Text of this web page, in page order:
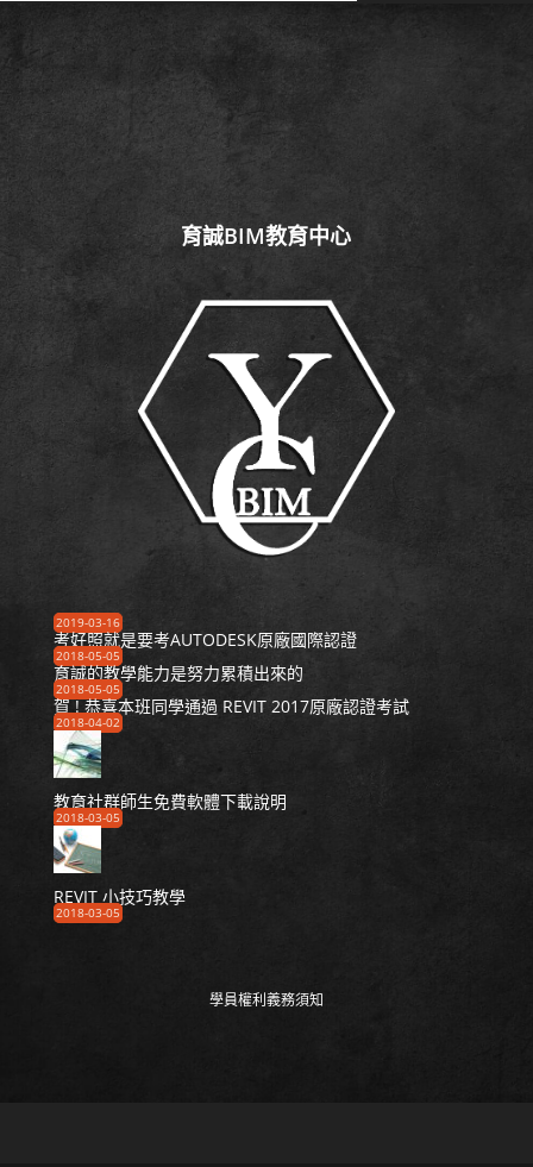
育誠BIM教育中心
2019-03-16
考好照就是要考AUTODESK原廠國際認證
2018-05-05
育誠的教學能力是努力累積出來的
2018-05-05
賀 ! 恭喜本班同學通過 REVIT 2017原廠認證考試
2018-04-02
教育社群師生免費軟體下載說明
2018-03-05
REVIT 小技巧教學
2018-03-05
學員權利義務須知